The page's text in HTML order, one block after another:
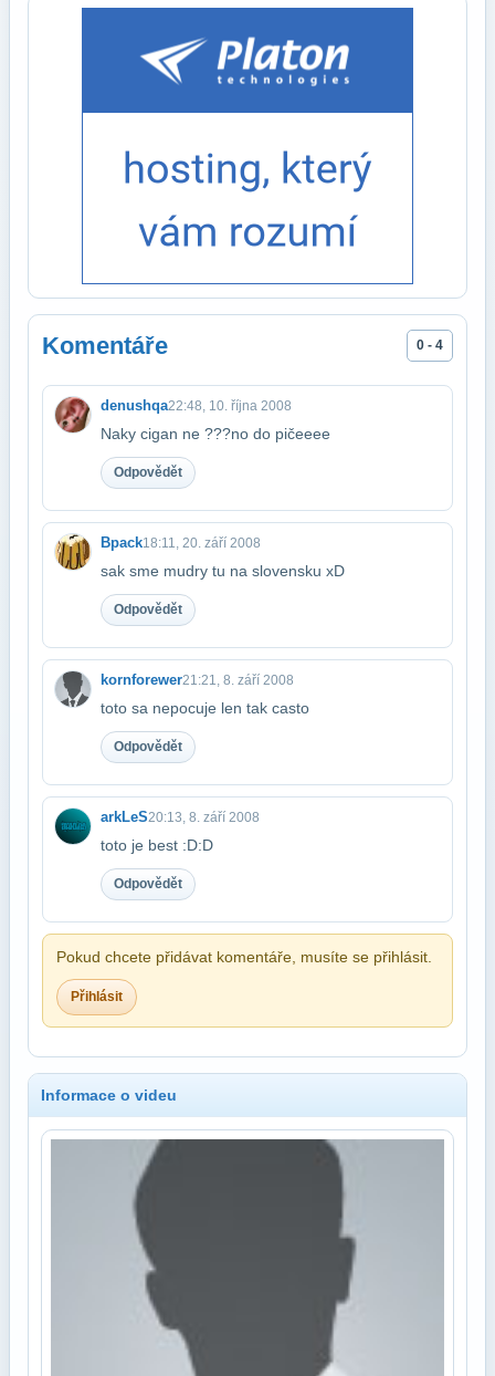
Komentáře 0 - 4
denushqa22:48, 10. října 2008
Naky cigan ne ???no do pičeeee
Odpovědět
Bpack18:11, 20. září 2008
sak sme mudry tu na slovensku xD
Odpovědět
kornforewer21:21, 8. září 2008
toto sa nepocuje len tak casto
Odpovědět
arkLeS20:13, 8. září 2008
toto je best :D:D
Odpovědět
Pokud chcete přidávat komentáře, musíte se přihlásit.
Přihlásit
Informace o videu